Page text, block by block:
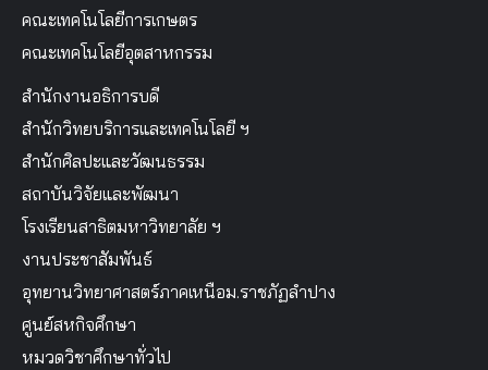
คณะเทคโนโลยีการเกษตร
คณะเทคโนโลยีอุตสาหกรรม
สำนักงานอธิการบดี
สำนักวิทยบริการและเทคโนโลยี ฯ
สำนักศิลปะและวัฒนธรรม
สถาบันวิจัยและพัฒนา
โรงเรียนสาธิตมหาวิทยาลัย ฯ
งานประชาสัมพันธ์
อุทยานวิทยาศาสตร์ภาคเหนือม.ราชภัฏลำปาง
ศูนย์สหกิจศึกษา
หมวดวิชาศึกษาทั่วไป